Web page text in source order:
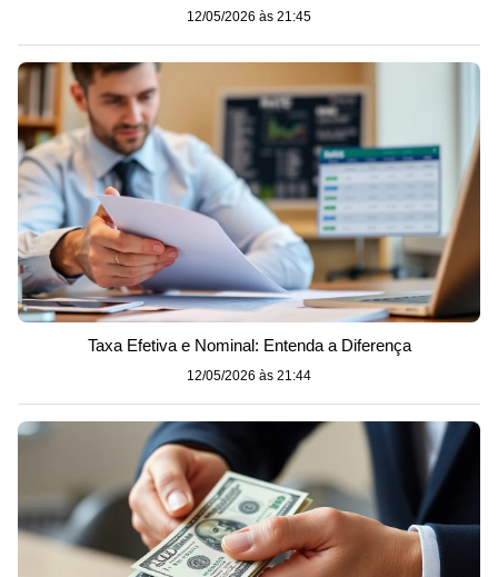
12/05/2026 às 21:45
Taxa Efetiva e Nominal: Entenda a Diferença
12/05/2026 às 21:44